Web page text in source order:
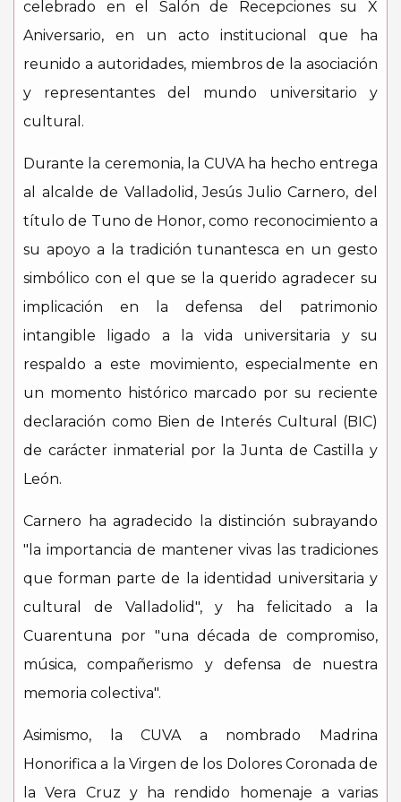
celebrado en el Salón de Recepciones su X
Aniversario, en un acto institucional que ha
reunido a autoridades, miembros de la asociación
y representantes del mundo universitario y
cultural.
Durante la ceremonia, la CUVA ha hecho entrega
al alcalde de Valladolid, Jesús Julio Carnero, del
título de Tuno de Honor, como reconocimiento a
su apoyo a la tradición tunantesca en un gesto
simbólico con el que se la querido agradecer su
implicación en la defensa del patrimonio
intangible ligado a la vida universitaria y su
respaldo a este movimiento, especialmente en
un momento histórico marcado por su reciente
declaración como Bien de Interés Cultural (BIC)
de carácter inmaterial por la Junta de Castilla y
León.
Carnero ha agradecido la distinción subrayando
"la importancia de mantener vivas las tradiciones
que forman parte de la identidad universitaria y
cultural de Valladolid", y ha felicitado a la
Cuarentuna por "una década de compromiso,
música, compañerismo y defensa de nuestra
memoria colectiva".
Asimismo, la CUVA a nombrado Madrina
Honorifica a la Virgen de los Dolores Coronada de
la Vera Cruz y ha rendido homenaje a varias